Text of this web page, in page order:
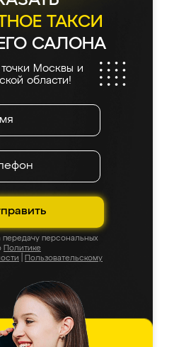
ТАКСИ
САЛОНА
Москвы и
области!
персональных
Политике
Пользовательскому